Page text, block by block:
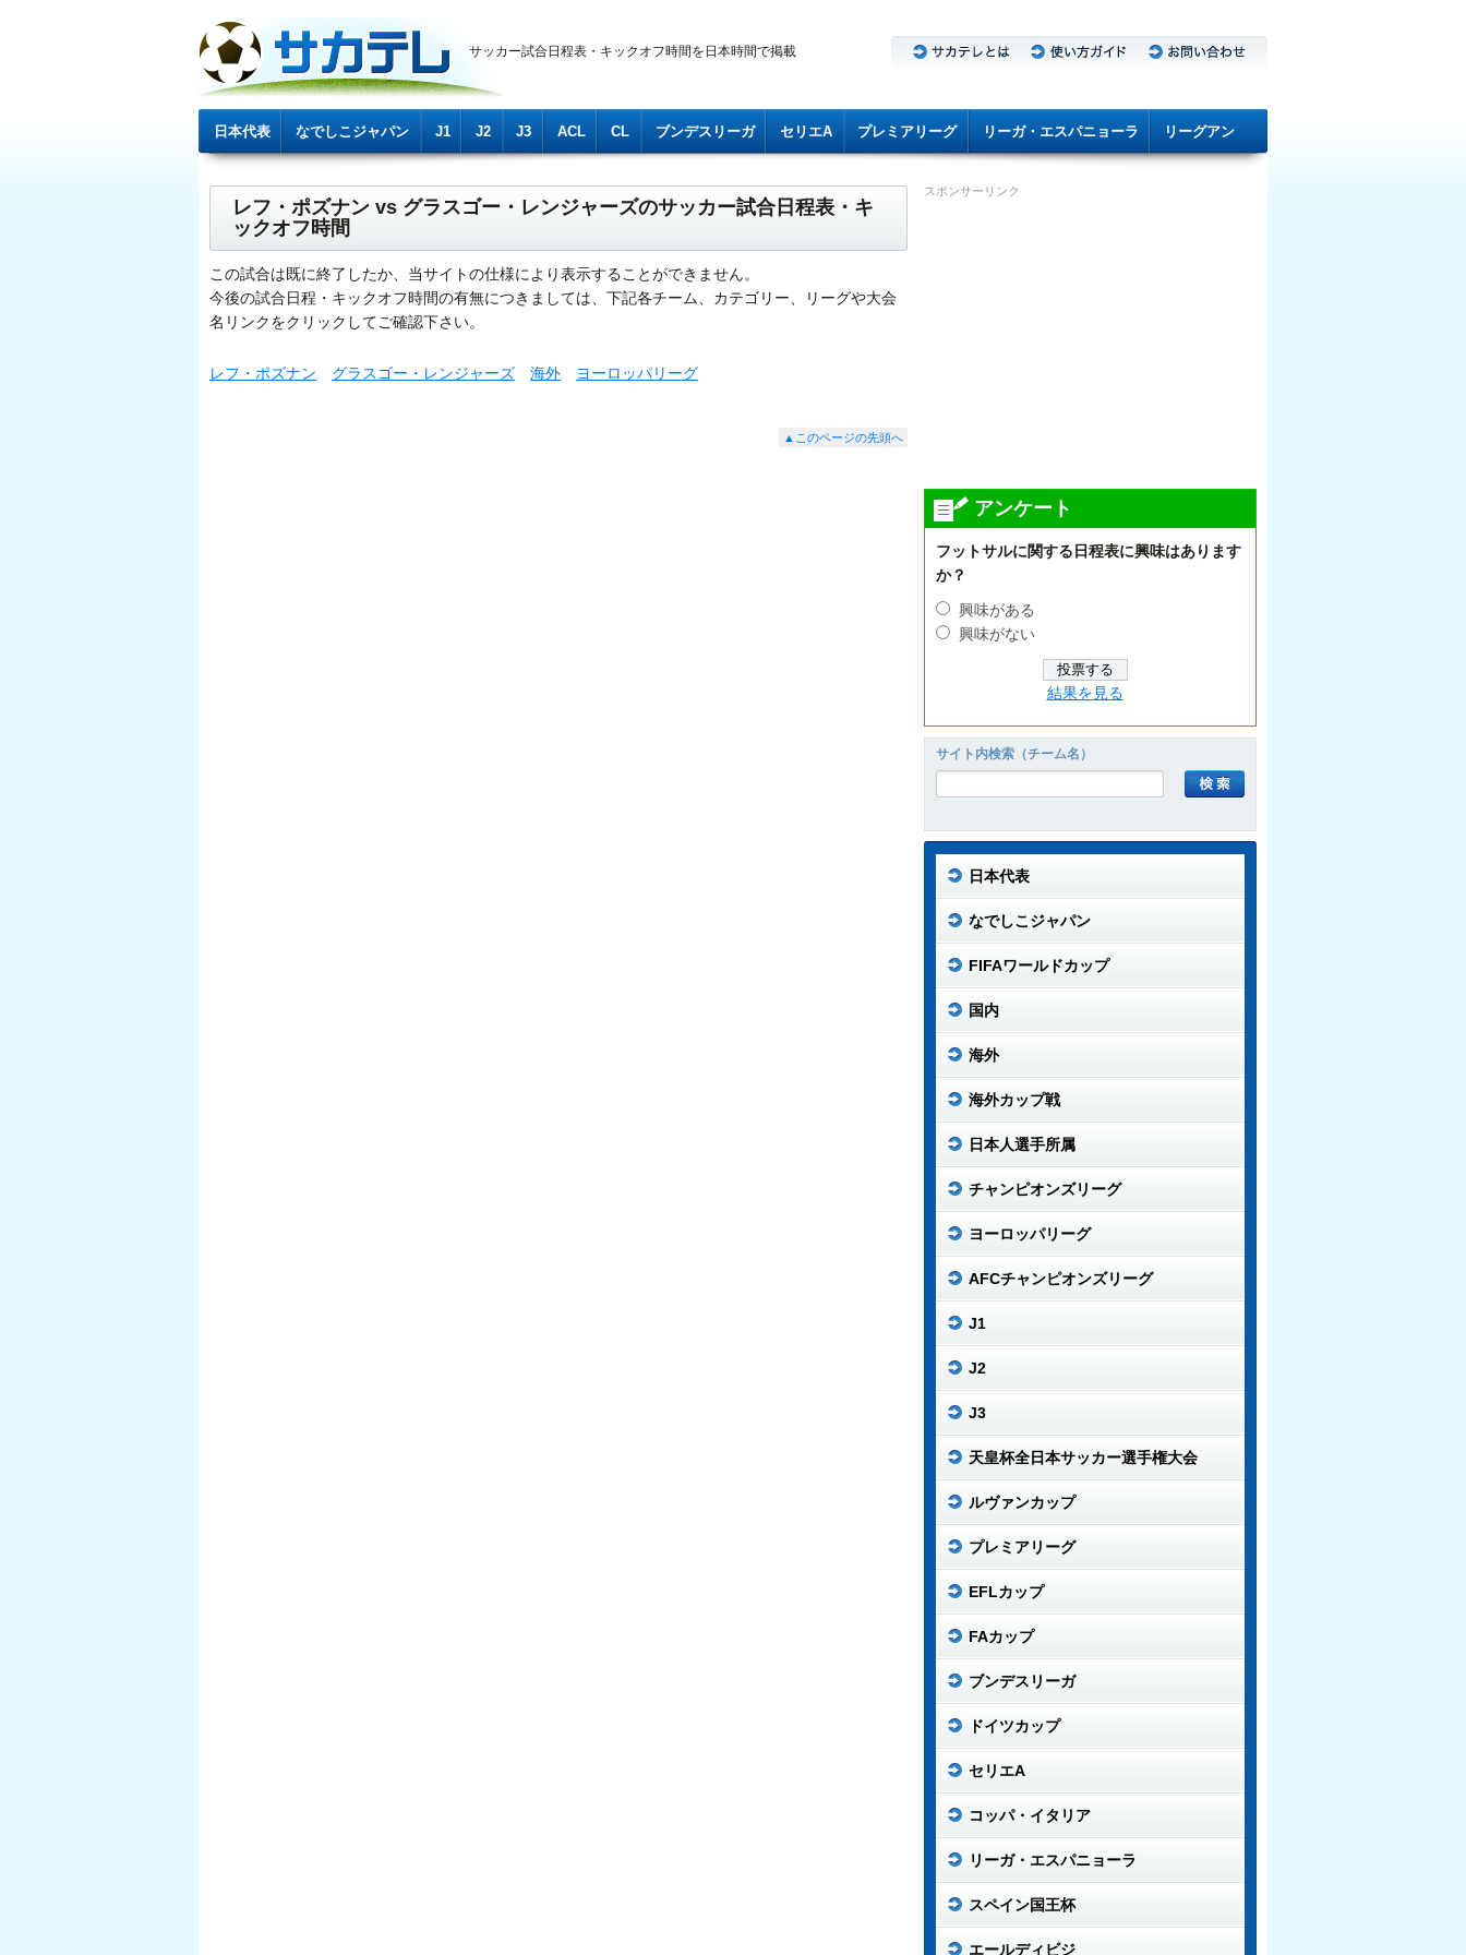
サッカー試合日程表・キックオフ時間を日本時間で掲載
日本代表 なでしこジャパン J1 J2 J3 ACL CL ブンデスリーガ セリエA プレミアリーグ リーガ・エスパニョーラ リーグアン
レフ・ポズナン vs グラスゴー・レンジャーズのサッカー試合日程表・キ
ックオフ時間
この試合は既に終了したか、当サイトの仕様により表示することができません。
今後の試合日程・キックオフ時間の有無につきましては、下記各チーム、カテゴリー、リーグや大会
名リンクをクリックしてご確認下さい。
レフ・ポズナン グラスゴー・レンジャーズ 海外 ヨーロッパリーグ
▲このページの先頭へ
スポンサーリンク
アンケート
フットサルに関する日程表に興味はあります
か？
興味がある
興味がない
結果を見る
サイト内検索（チーム名）
日本代表
なでしこジャパン
FIFAワールドカップ
国内
海外
海外カップ戦
日本人選手所属
チャンピオンズリーグ
ヨーロッパリーグ
AFCチャンピオンズリーグ
J1
J2
J3
天皇杯全日本サッカー選手権大会
ルヴァンカップ
プレミアリーグ
EFLカップ
FAカップ
ブンデスリーガ
ドイツカップ
セリエA
コッパ・イタリア
リーガ・エスパニョーラ
スペイン国王杯
エールディビジ